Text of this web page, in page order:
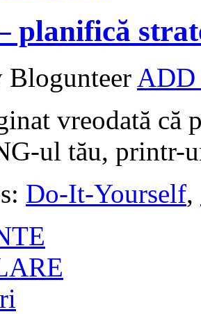
planifică
Blogunteer
vreodată că
ul tău, printr-
Do-It-Yourself,